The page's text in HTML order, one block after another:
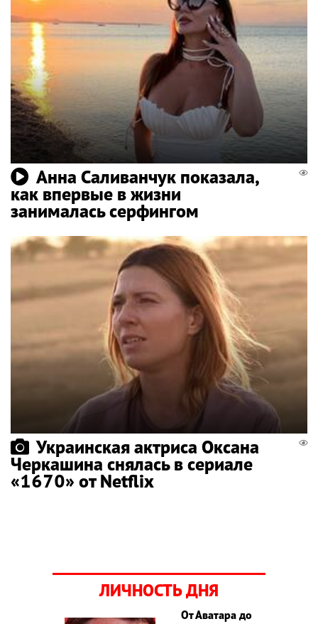
Анна Саливанчук показала,
как впервые в жизни
занималась серфингом
Украинская актриса Оксана
Черкашина снялась в сериале
«1670» от Netflix
ЛИЧНОСТЬ ДНЯ
От Аватара до